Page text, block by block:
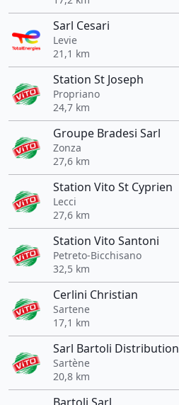
Sarl Cesari
Levie
21,1 km
Station St Joseph
Propriano
24,7 km
Groupe Bradesi Sarl
Zonza
27,6 km
Station Vito St Cyprien
Lecci
27,6 km
Station Vito Santoni
Petreto-Bicchisano
32,5 km
Cerlini Christian
Sartene
17,1 km
Sarl Bartoli Distribution
Sartène
20,8 km